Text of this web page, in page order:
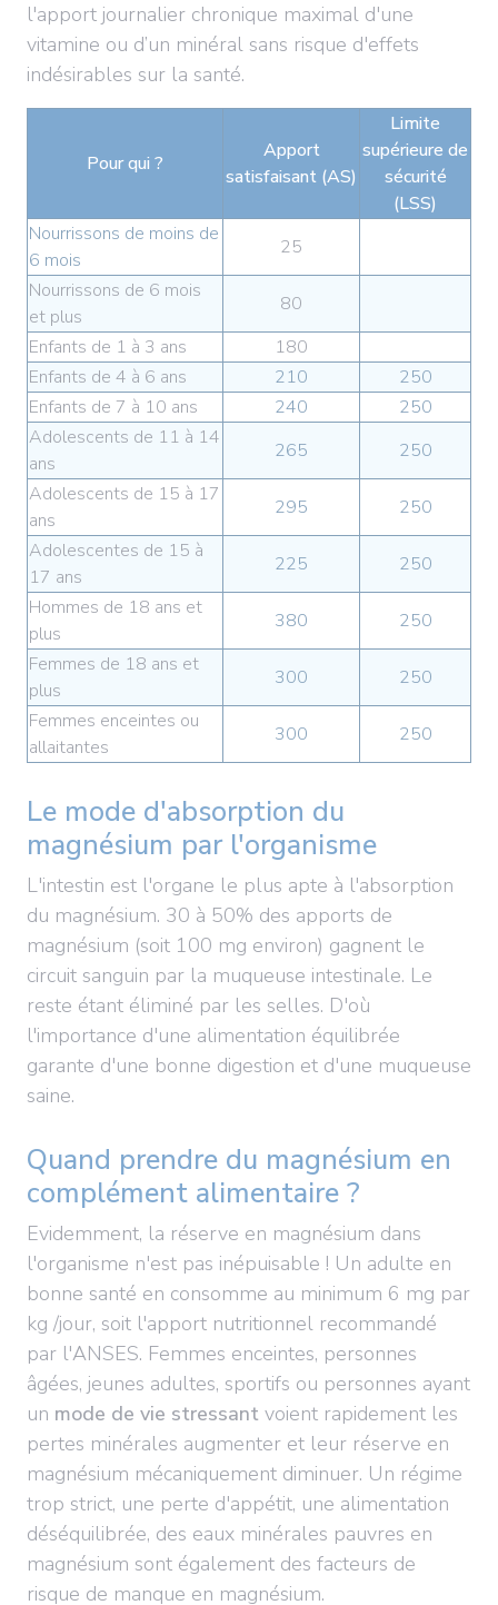
l'apport journalier chronique maximal d'une
vitamine ou d’un minéral sans risque d'effets
indésirables sur la santé.
Pour qui ?
Apport
satisfaisant (AS)
Limite
supérieure de
sécurité
(LSS)
Nourrissons de moins de
6 mois
25
Nourrissons de 6 mois
et plus
80
Enfants de 1 à 3 ans
180
Enfants de 4 à 6 ans
210
250
Enfants de 7 à 10 ans
240
250
Adolescents de 11 à 14
ans
265
250
Adolescents de 15 à 17
ans
295
250
Adolescentes de 15 à
17 ans
225
250
Hommes de 18 ans et
plus
380
250
Femmes de 18 ans et
plus
300
250
Femmes enceintes ou
allaitantes
300 250
Le mode d'absorption du
magnésium par l'organisme
L'intestin est l'organe le plus apte à l'absorption
du magnésium. 30 à 50% des apports de
magnésium (soit 100 mg environ) gagnent le
circuit sanguin par la muqueuse intestinale. Le
reste étant éliminé par les selles. D'où
l'importance d'une alimentation équilibrée
garante d'une bonne digestion et d'une muqueuse
saine.
Quand prendre du magnésium en
complément alimentaire ?
Evidemment, la réserve en magnésium dans
l'organisme n'est pas inépuisable ! Un adulte en
bonne santé en consomme au minimum 6 mg par
kg /jour, soit l'apport nutritionnel recommandé
par l'ANSES. Femmes enceintes, personnes
âgées, jeunes adultes, sportifs ou personnes ayant
un mode de vie stressant voient rapidement les
pertes minérales augmenter et leur réserve en
magnésium mécaniquement diminuer. Un régime
trop strict, une perte d'appétit, une alimentation
déséquilibrée, des eaux minérales pauvres en
magnésium sont également des facteurs de
risque de manque en magnésium.